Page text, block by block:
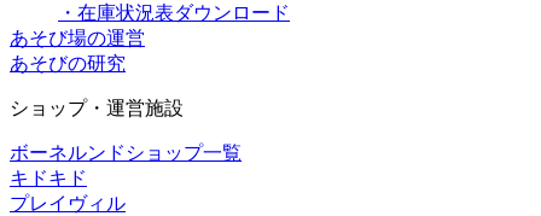
・在庫状況表ダウンロード
あそび場の運営
あそびの研究
ショップ・運営施設
ボーネルンドショップ一覧
キドキド
プレイヴィル